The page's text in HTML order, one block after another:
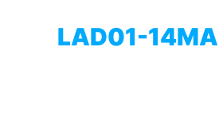
LAD01-